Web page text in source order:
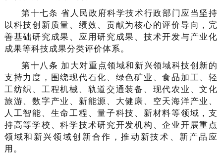
第十七条 省人民政府科学技术行政部门应当坚持
以科技创新质量、绩效、贡献为核心的评价导向，完
善基础研究成果、应用研究成果、技术开发与产业化
成果等科技成果分类评价体系。
第十八条 加大对重点领域和新兴领域科技创新的
支持力度，围绕现代石化、绿色矿业、食品加工、轻
工纺织、工程机械、轨道交通装备、现代农业、文化
旅游、数字产业、新能源、大健康、空天海洋产业、
人工智能、生命工程、量子科技、新材料等领域，支
持高等学校、科学技术研究开发机构、企业开展重点
领域和新兴领域创新合作，推动新技术、新产品应
用。